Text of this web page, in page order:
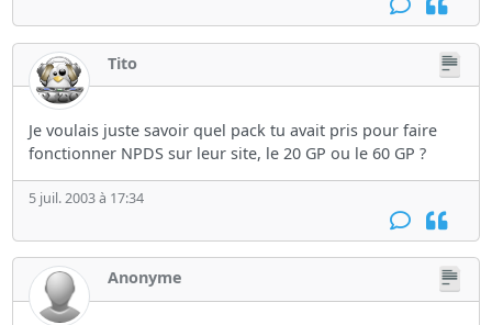
Tito
Je voulais juste savoir quel pack tu avait pris pour faire
fonctionner NPDS sur leur site, le 20 GP ou le 60 GP ?
5 juil. 2003 à 17:34
Anonyme